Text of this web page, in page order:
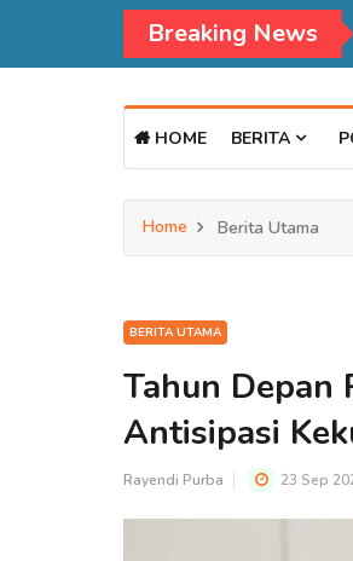
Breaking News
HOME BERITA
Home Berita Utama
BERITA UTAMA
Tahun Depan
Antisipasi
Rayendi Purba 23 Sep